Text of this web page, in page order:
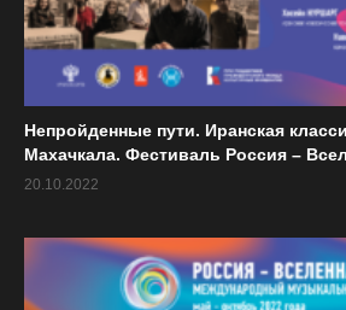
Непройденные пути. Иранская
Махачкала. Фестиваль Россия –
20.10.2022